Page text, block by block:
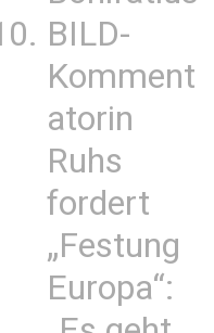
BILD-
Komment
atorin
Ruhs
fordert
„Festung
Europa“: